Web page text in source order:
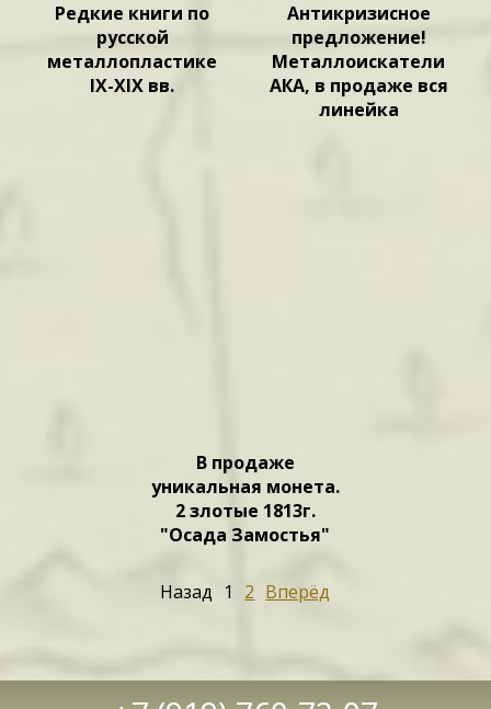
Редкие книги по
русской
металлопластике
IX-XIX вв.
Антикризисное
предложение!
Металлоискатели
АКА, в продаже вся
линейка
В продаже
уникальная монета.
2 злотые 1813г.
"Осада Замостья"
Назад 1 2 Вперёд